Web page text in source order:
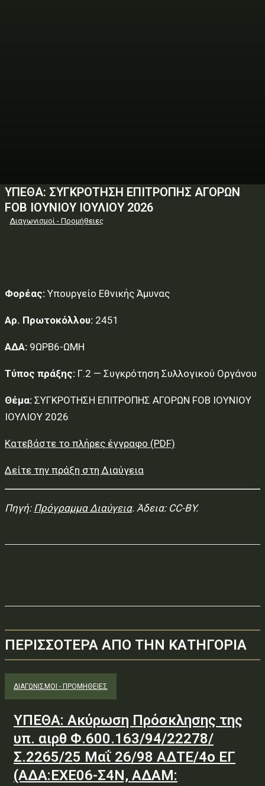
ΥΠΕΘΑ: ΣΥΓΚΡΟΤΗΣΗ ΕΠΙΤΡΟΠΗΣ ΑΓΟΡΩΝ
FOB ΙΟΥΝΙΟΥ ΙΟΥΛΙΟΥ 2026
Διαγωνισμοί - Προμήθειες
Φορέας: Υπουργείο Εθνικής Άμυνας
Αρ. Πρωτοκόλλου: 2451
ΑΔΑ: 9ΩΡΒ6-ΩΜΗ
Τύπος πράξης: Γ.2 — Συγκρότηση Συλλογικού Οργάνου
Θέμα: ΣΥΓΚΡΟΤΗΣΗ ΕΠΙΤΡΟΠΗΣ ΑΓΟΡΩΝ FOB ΙΟΥΝΙΟΥ
ΙΟΥΛΙΟΥ 2026
Κατεβάστε το πλήρες έγγραφο (PDF)
Δείτε την πράξη στη Διαύγεια
Πηγή: Πρόγραμμα Διαύγεια. Άδεια: CC-BY.
ΠΕΡΙΣΣΟΤΕΡΑ ΑΠΟ ΤΗΝ ΚΑΤΗΓΟΡΙΑ
ΔΙΑΓΩΝΙΣΜΟΊ - ΠΡΟΜΉΘΕΙΕΣ
ΥΠΕΘΑ: Ακύρωση Πρόσκλησης της
υπ. αιρθ Φ.600.163/94/22278/
Σ.2265/25 Μαΐ 26/98 ΑΔΤΕ/4ο ΕΓ
(ΑΔΑ:ΕΧΕ06-Σ4Ν, ΑΔΑΜ: